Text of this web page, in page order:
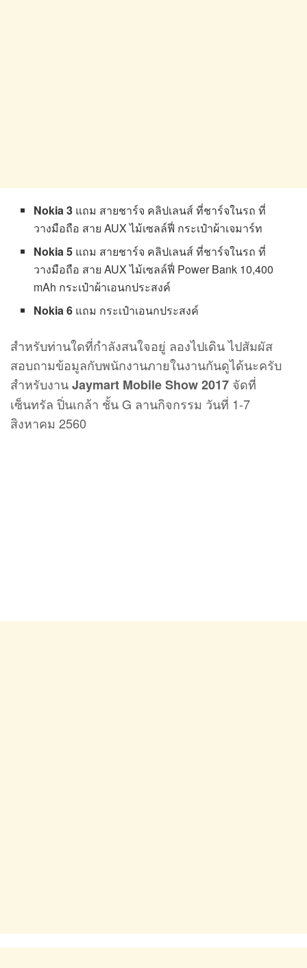
Nokia 3 แถม สายชาร์จ คลิปเลนส์ ที่ชาร์จในรถ ที่
วางมือถือ สาย AUX ไม้เซลล์ฟี่ กระเป๋าผ้าเจมาร์ท
Nokia 5 แถม สายชาร์จ คลิปเลนส์ ที่ชาร์จในรถ ที่
วางมือถือ สาย AUX ไม้เซลล์ฟี่ Power Bank 10,400
mAh กระเป๋าผ้าเอนกประสงค์
Nokia 6 แถม กระเป๋าเอนกประสงค์
สำหรับท่านใดที่กำลังสนใจอยู่ ลองไปเดิน ไปสัมผัส
สอบถามข้อมูลกับพนักงานภายในงานกันดูได้นะครับ
สำหรับงานJaymart Mobile Show 2017 จัดที่
เซ็นทรัล ปิ่นเกล้า ชั้น G ลานกิจกรรม วันที่ 1-7
สิงหาคม 2560